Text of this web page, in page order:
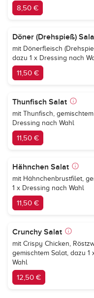
8,50 €
Döner (Drehspieß)
mit Dönerfleisch
dazu 1 x Dressing nach
11,50 €
Thunfisch Salat
mit Thunfisch,
Dressing nach Wahl
11,50 €
Hähnchen Salat
mit Hähnchenbrustfilet,
1 x Dressing nach Wahl
11,50 €
Crunchy Salat
mit Crispy Chicken,
gemischtem Salat, dazu 1
Wahl
12,50 €